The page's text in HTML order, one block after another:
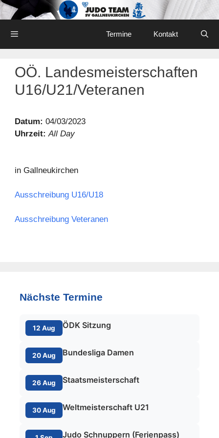
Skip
to
content
Termine Kontakt
OÖ. Landesmeisterschaften
U16/U21/Veteranen
Datum: 04/03/2023
Uhrzeit: All Day
in Gallneukirchen
Ausschreibung U16/U18
Ausschreibung Veteranen
Nächste Termine
12 Aug ÖDK Sitzung
20 Aug Bundesliga Damen
26 Aug Staatsmeisterschaft
30 Aug Weltmeisterschaft U21
Judo Schnuppern (Ferienpass)